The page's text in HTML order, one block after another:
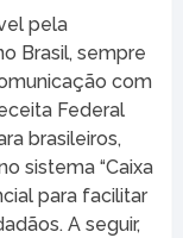
pela
Brasil, sempre
com
Federal
brasileiros,
sistema “Caixa
para facilitar
A seguir,